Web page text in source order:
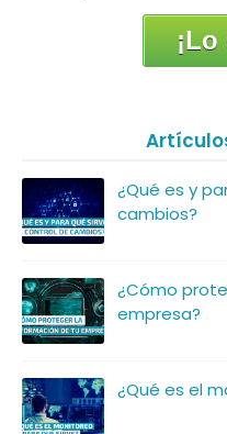
¿Qué es y
cambios?
¿Cómo
empresa?
¿Qué es el